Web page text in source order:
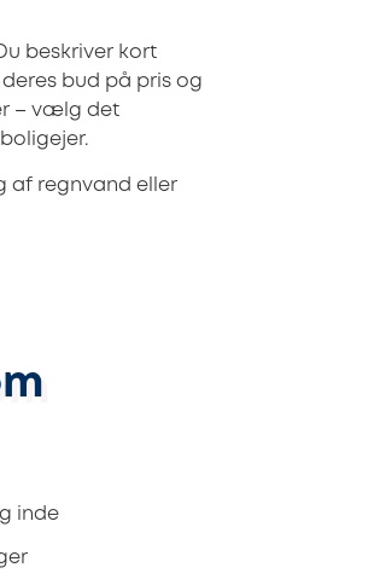
beskriver kort
bud på pris og
– vælg det
af regnvand eller
inde